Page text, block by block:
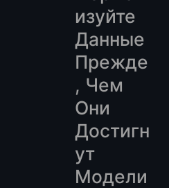
изуйте
Данные
Прежде
, Чем
Они
Достигн
ут
Модели